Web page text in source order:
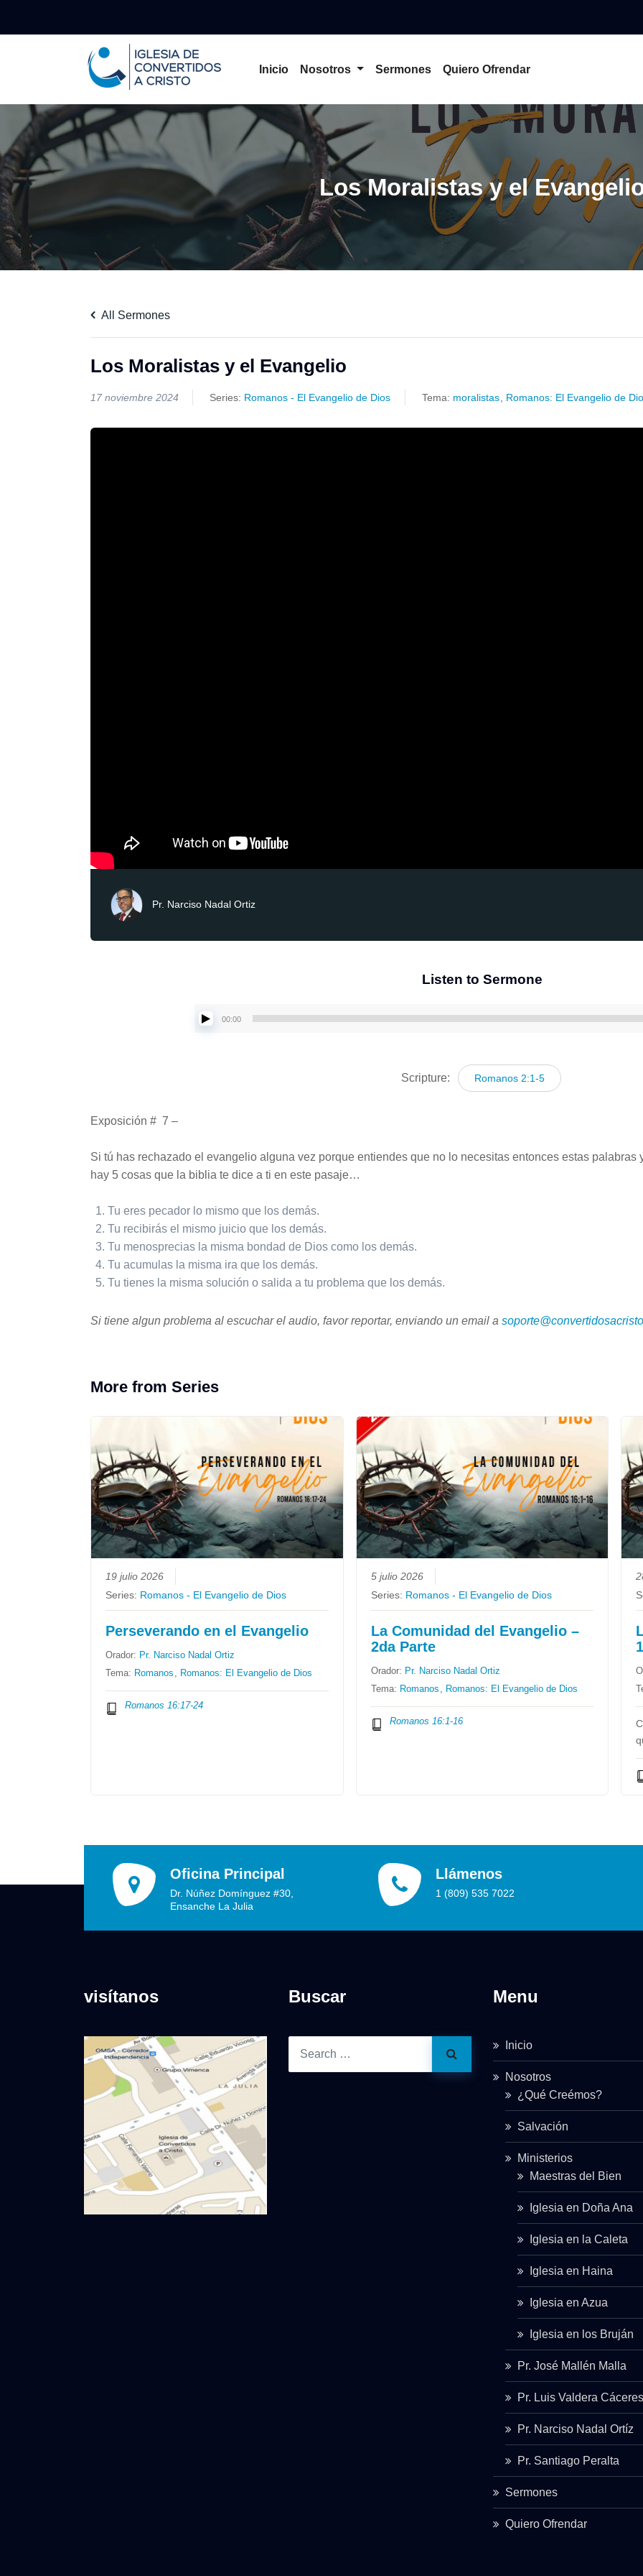
Inicio Nosotros Sermones Quiero Ofrendar
Los Moralistas y el
All Sermones
Los Moralistas y el Evangelio
17 noviembre 2024 Series: Romanos - El Evangelio de Dios Tema: moralistas, Romanos: El Evangelio de
Pr. Narciso Nadal Ortiz
Listen to Sermone
Reproductor
audio
00:00
Scripture: Romanos 2:1-5
Exposición # 7 –
Si tú has rechazado el evangelio alguna vez porque entiendes que no lo necesitas entonces estas
hay 5 cosas que la biblia te dice a ti en este pasaje…
Tu eres pecador lo mismo que los demás.
Tu recibirás el mismo juicio que los demás.
Tu menosprecias la misma bondad de Dios como los demás.
Tu acumulas la misma ira que los demás.
Tu tienes la misma solución o salida a tu problema que los demás.
Si tiene algun problema al escuchar el audio, favor reportar, enviando un email a
More from Series
19 julio 2026
Series: Romanos - El Evangelio de Dios
Perseverando en el Evangelio
Orador: Pr. Narciso Nadal Ortiz
Tema: Romanos , Romanos: El Evangelio de Dios
Romanos 16:17-24
5 julio 2026
Series: Romanos - El Evangelio de Dios
La Comunidad del Evangelio –
2da Parte
Orador: Pr. Narciso Nadal Ortiz
Tema: Romanos , Romanos: El Evangelio de Dios
Romanos 16:1-16
Oficina Principal
Dr. Núñez Domínguez #30,
Ensanche La Julia
Llámenos
1 (809) 535 7022
visítanos Buscar Menu
Inicio
Nosotros
¿Qué Creémos?
Salvación
Ministerios
Maestras del Bien
Iglesia en Doña Ana
Iglesia en la Caleta
Iglesia en Haina
Iglesia en Azua
Iglesia en los Bruján
Pr. José Mallén Malla
Pr. Luis Valdera Cáceres
Pr. Narciso Nadal Ortíz
Pr. Santiago Peralta
Sermones
Quiero Ofrendar